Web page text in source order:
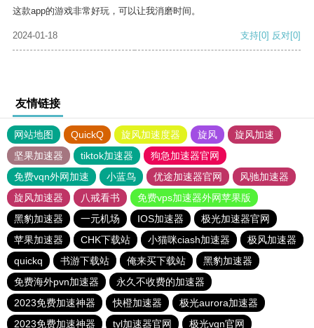
这款app的游戏非常好玩，可以让我消磨时间。
2024-01-18 支持[0] 反对[0]
友情链接
网站地图 QuickQ 旋风加速度器 旋风
旋风加速
坚果加速器
tiktok加速器
狗急加速器官网
免费vqn外网加速
小蓝鸟 优途加速器官网
风驰加速器
旋风加速器
八戒看书
免费vps加速器外网苹果版
黑豹加速器
一元机场 IOS加速器
极光加速器官网
苹果加速器
CHK下载站 小猫咪ciash加速器
极风加速器
quickq
书游下载站 俺来买下载站
黑豹加速器
免费海外pvn加速器
永久不收费的加速器
2023免费加速神器
快橙加速器
极光aurora加速器
2023免费加速神器
tyl加速器官网 极光vqn官网